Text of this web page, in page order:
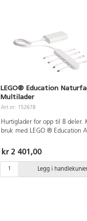
LEGO® Education
Multilader
Art.nr: 152678
Hurtiglader for opp til 8 deler. Kun for
bruk med LEGO ® Education
kr 2 401,00
Legg i